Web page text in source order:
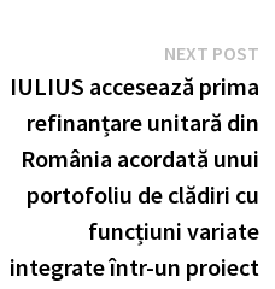
NEXT POST
IULIUS accesează prima
refinanțare unitară din
România acordată unui
portofoliu de clădiri cu
funcțiuni variate
integrate într-un proiect